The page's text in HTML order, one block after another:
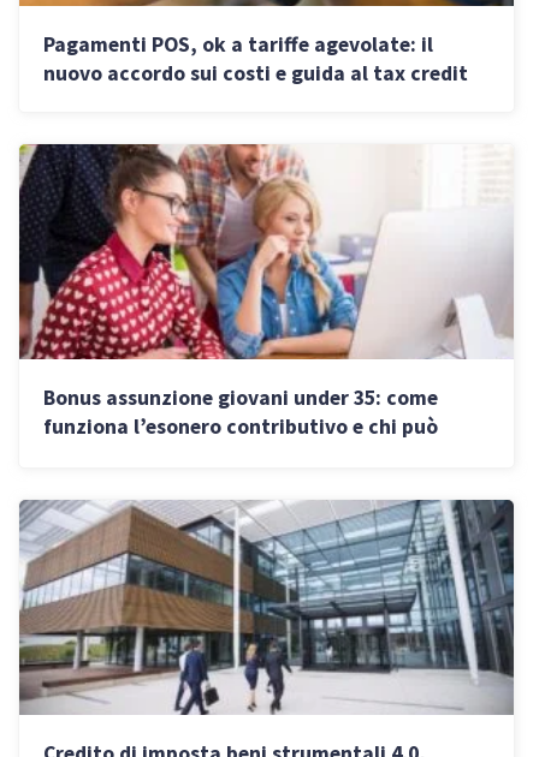
Pagamenti POS, ok a tariffe agevolate: il
nuovo accordo sui costi e guida al tax credit
Bonus assunzione giovani under 35: come
funziona l’esonero contributivo e chi può